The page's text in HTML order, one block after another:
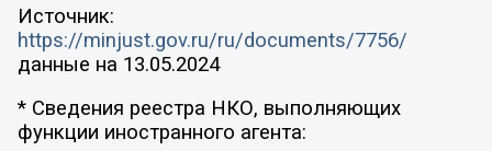
Источник:
https://minjust.gov.ru/ru/documents/7756/
данные на 13.05.2024
* Сведения реестра НКО, выполняющих
функции иностранного агента: